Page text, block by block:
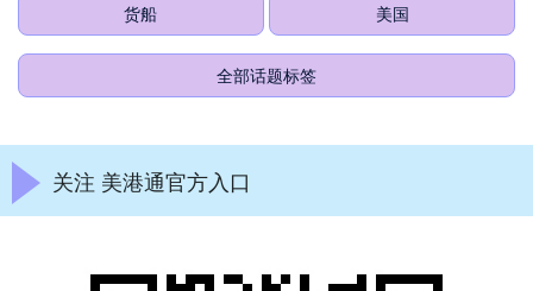
货船 美国
全部话题标签
关注 美港通官方入口